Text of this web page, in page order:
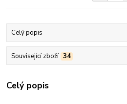
Celý popis
Související zboží 34
Celý popis